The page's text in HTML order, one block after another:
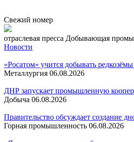
Свежий номер
отраcлевая пресса Добывающая
Новости
«Росатом» учится добывать
Металлургия 06.08.2026
ДНР запускает промышленную
Добыча 06.08.2026
Правительство обсуждает создание
Горная промышленность 06.08.2026